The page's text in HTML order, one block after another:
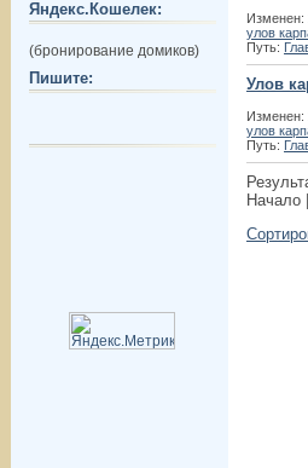
Яндекс.Кошелек:
(бронирование домиков)
Пишите:
Изменен:
улов
Путь:
Улов
Изменен:
улов
Путь:
Начало